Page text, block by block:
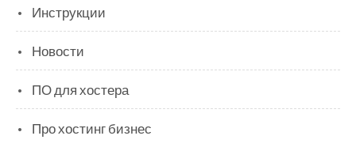
Инструкции
Новости
ПО для хостера
Про хостинг бизнес